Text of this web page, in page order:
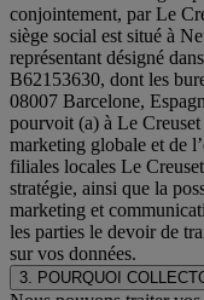
conjointement, par Le
siège social est situé à
représentant désigné
B62153630, dont les
08007 Barcelone,
pourvoit (a) à Le
marketing globale et de
filiales locales Le
stratégie, ainsi que la
marketing et
les parties le devoir de
sur vos données.
3. POURQUOI